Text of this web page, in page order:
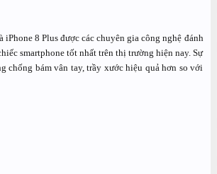
8 Plus được các chuyên gia công nghệ đánh
smartphone tốt nhất trên thị trường hiện nay. Sự
chống bám vân tay, trầy xước hiệu quả hơn so với